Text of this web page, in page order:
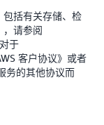
括有关存储、检
，请参阅
于
客户协议》或者
务的其他协议而